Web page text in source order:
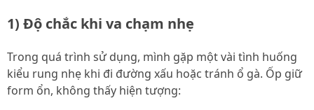
1) Độ chắc khi va chạm nhẹ
Trong quá trình sử dụng, mình gặp một vài tình huống
kiểu rung nhẹ khi đi đường xấu hoặc tránh ổ gà. Ốp giữ
form ổn, không thấy hiện tượng: